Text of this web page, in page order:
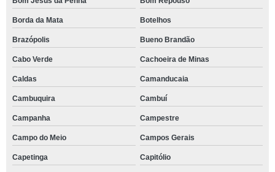
Borda da Mata Botelhos
Brazópolis Bueno Brandão
Cabo Verde Cachoeira de Minas
Caldas Camanducaia
Cambuquira Cambuí
Campanha Campestre
Campo do Meio Campos Gerais
Capetinga Capitólio